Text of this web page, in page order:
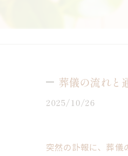
葬儀の流れと
2025/10/26
突然の訃報に、葬儀